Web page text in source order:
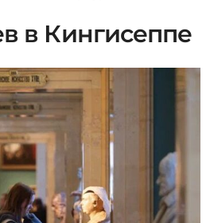
в Кингисеппе